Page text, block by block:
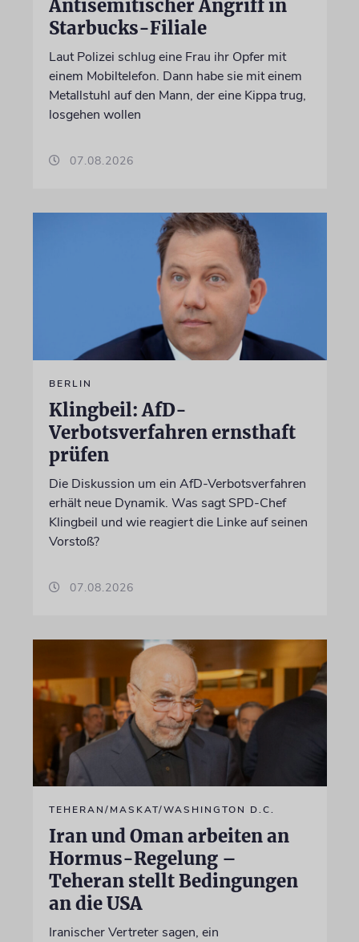
Antisemitischer Angriff in
Starbucks-Filiale
Laut Polizei schlug eine Frau ihr Opfer mit
einem Mobiltelefon. Dann habe sie mit einem
Metallstuhl auf den Mann, der eine Kippa trug,
losgehen wollen
07.08.2026
BERLIN
Klingbeil: AfD-
Verbotsverfahren ernsthaft
prüfen
Die Diskussion um ein AfD-Verbotsverfahren
erhält neue Dynamik. Was sagt SPD-Chef
Klingbeil und wie reagiert die Linke auf seinen
Vorstoß?
07.08.2026
TEHERAN/MASKAT/WASHINGTON D.C.
Iran und Oman arbeiten an
Hormus-Regelung –
Teheran stellt Bedingungen
an die USA
Iranischer Vertreter sagen, ein